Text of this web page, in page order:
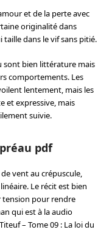
et de la perte avec
originalité dans
taille dans le vif sans pitié.
sont bien littérature mais
comportements. Les
lentement, mais les
et expressive, mais
suivie.
pdf
vent au crépuscule,
Le récit est bien
tension pour rendre
qui est à la audio
– Tome 09 : La loi du